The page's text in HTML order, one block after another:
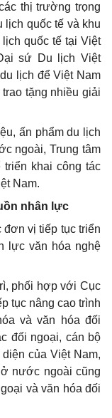
thị trường trọng
lịch quốc tế và khu
quốc tế tại Việt
sứ Du lịch Việt
lịch để Việt Nam
tặng nhiều giải
ấn phẩm du lịch
ngoài, Trung tâm
khai công tác
Nam.
nhân lực
vị tiếp tục triển
lực văn hóa nghệ
phối hợp với Cục
tục nâng cao trình
và văn hóa đối
đối ngoại, cán bộ
của Việt Nam,
nước ngoài cũng
và văn hóa đối